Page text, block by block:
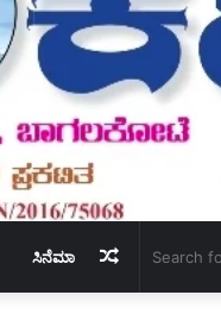
ಸಿನೆಮಾ Random